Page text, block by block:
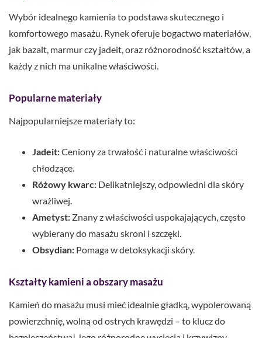
Wybór idealnego kamienia to podstawa skutecznego i
komfortowego masażu. Rynek oferuje bogactwo materiałów,
jak bazalt, marmur czy jadeit, oraz różnorodność kształtów, a
każdy z nich ma unikalne właściwości.
Popularne materiały
Najpopularniejsze materiały to:
Jadeit:Ceniony za trwałość i naturalne właściwości
chłodzące.
Różowy kwarc: Delikatniejszy, odpowiedni dla skóry
wrażliwej.
Ametyst: Znany z właściwości uspokajających, często
wybierany do masażu skroni i szczęki.
Obsydian: Pomaga w detoksykacji skóry.
Kształty kamieni a obszary masażu
Kamień do masażu musi mieć idealnie gładką, wypolerowaną
powierzchnię, wolną od ostrych krawędzi – to klucz do